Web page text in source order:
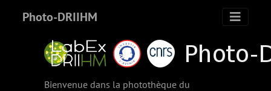
Photo-DRIIHM
Bienvenue dans la photothèque du